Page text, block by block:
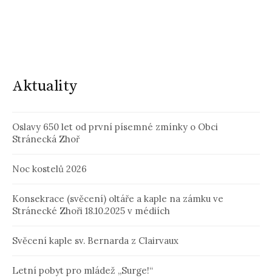
Aktuality
Oslavy 650 let od první písemné zmínky o Obci
Stránecká Zhoř
Noc kostelů 2026
Konsekrace (svěcení) oltáře a kaple na zámku ve
Stránecké Zhoři 18.10.2025 v médiích
Svěcení kaple sv. Bernarda z Clairvaux
Letní pobyt pro mládež „Surge!“